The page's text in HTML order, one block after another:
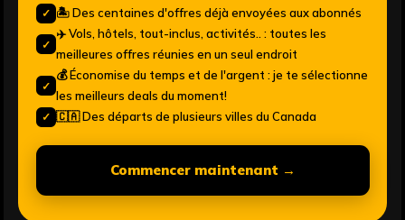
✓ 🏝️ Des centaines d'offres déjà envoyées aux abonnés
✓
✈️ Vols, hôtels, tout-inclus, activités.. : toutes les
meilleures offres réunies en un seul endroit
✓
💰 Économise du temps et de l'argent : je te sélectionne
les meilleurs deals du moment!
✓ 🇨🇦 Des départs de plusieurs villes du Canada
Commencer maintenant →